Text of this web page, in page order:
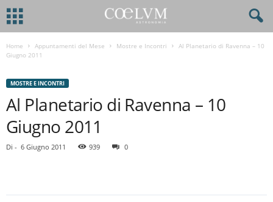
Home Appuntamenti del Mese Mostre e Incontri
Al Planetario di Ravenna – 10
Giugno 2011
MOSTRE E INCONTRI
Al Planetario di Ravenna – 10
Giugno 2011
Di - 6 Giugno 2011 939 0